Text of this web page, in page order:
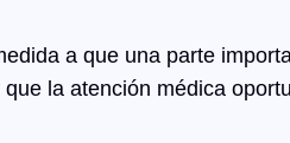
a que una parte
la atención médica